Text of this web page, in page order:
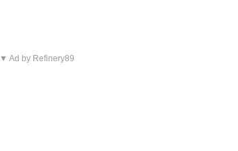
▼ Ad by Refinery89